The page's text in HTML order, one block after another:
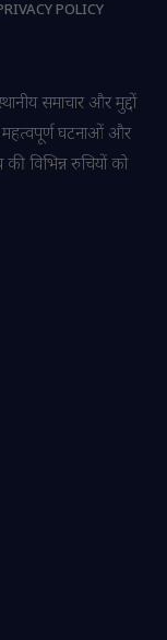
POLICY
समाचार और मुद्दों
महत्वपूर्ण घटनाओं और
विभिन्न रुचियों को